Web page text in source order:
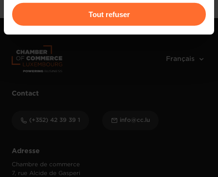
Pour de plus amples informations sur la manière dont
nous utilisons lescookies et sommes amenés à traiter
vos données personnelles, vous pouvez consulter notre
Charte d’usage des cookies
protection des données personnelles
Tout refuser
Adresse
Chambre de commerce
7, rue Alcide de Gasperi
Contact
(+352) 42 39 39 1 info@cc.lu